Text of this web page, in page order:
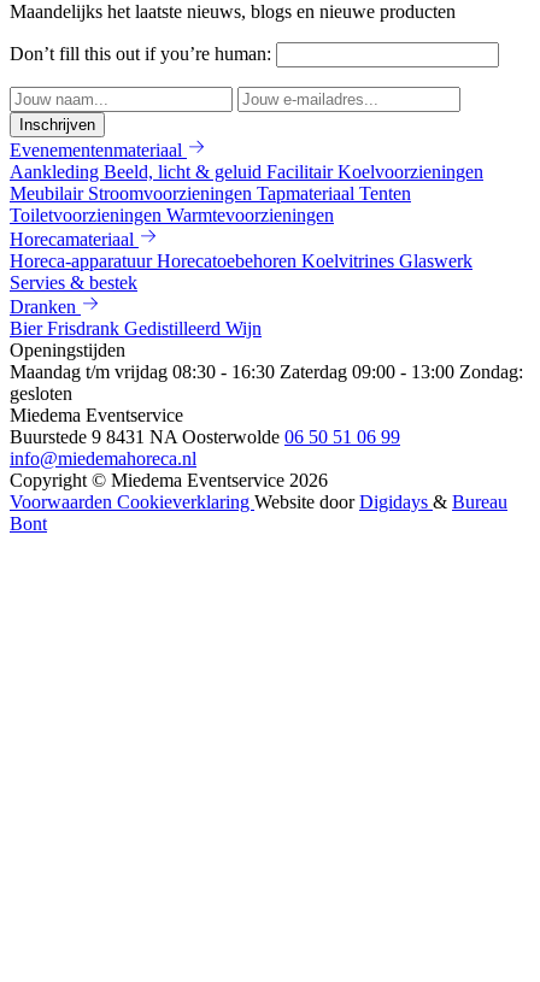
Maandelijks het laatste nieuws, blogs en nieuwe producten
Don’t fill this out if you’re human:
Inschrijven
Evenementenmateriaal
Aankleding Beeld, licht & geluid FacilitairKoelvoorzieningen
Meubilair Stroomvoorzieningen Tapmateriaal Tenten
Toiletvoorzieningen Warmtevoorzieningen
Horecamateriaal
Horeca-apparatuurHorecatoebehoren Koelvitrines Glaswerk
Servies & bestek
Dranken
BierFrisdrank Gedistilleerd Wijn
Openingstijden
Maandag t/m vrijdag 08:30 - 16:30 Zaterdag 09:00 - 13:00 Zondag:
gesloten
Miedema Eventservice
Buurstede 9 8431 NA Oosterwolde 06 50 51 06 99
info@miedemahoreca.nl
Copyright © Miedema Eventservice 2026
Voorwaarden Cookieverklaring Website doorDigidays & Bureau
Bont